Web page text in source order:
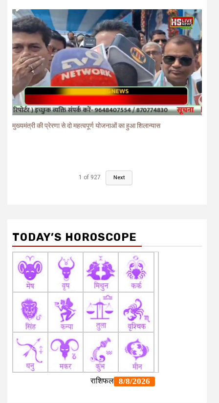
मुख्यमंत्री की प्रेरणा से दो महत्वपूर्ण योजनाओं का हुआ शिलान्यास
1 of 927 Next
TODAY’S HOROSCOPE